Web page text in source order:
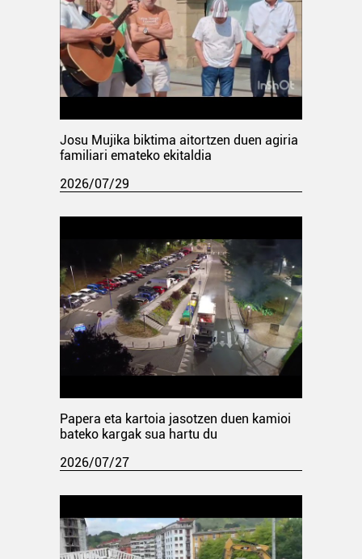
Josu Mujika biktima aitortzen duen agiria
familiari emateko ekitaldia
2026/07/29
Papera eta kartoia jasotzen duen kamioi
bateko kargak sua hartu du
2026/07/27